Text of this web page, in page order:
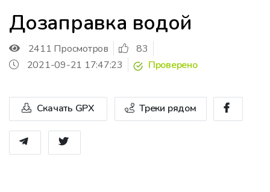
Дозаправка водой
2411 Просмотров
83
2021-09-21 17:47:23
Проверено
Скачать GPX Треки рядом